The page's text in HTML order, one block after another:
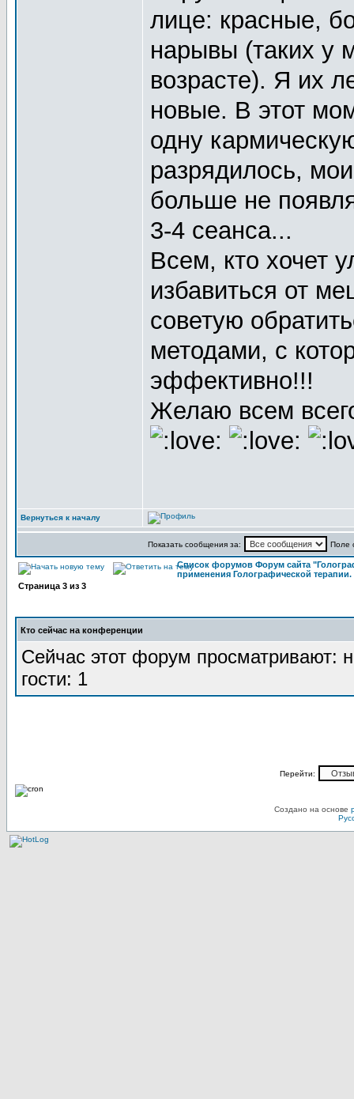
лице: красные,
нарывы (таких у
возрасте). Я их
новые. В этот
одну
разрядилось,
больше не
3-4 сеанса...
Всем, кто хочет
избавиться от
советую
методами, с
эффективно!!!
Желаю всем
Вернуться к началу
Показать сообщения за: Поле
Список форумов Форум сайта
применения Голографической терапии.
Страница 3 из 3
Кто сейчас на конференции
Сейчас этот форум просматривают:
гости: 1
Перейти:
Создано на основе